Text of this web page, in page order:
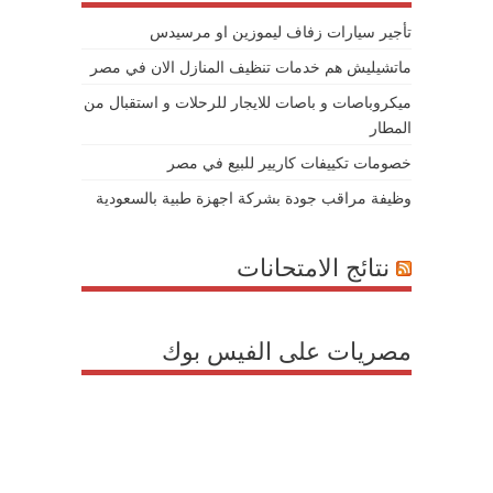
تأجير سيارات زفاف ليموزين او مرسيدس
ماتشيليش هم خدمات تنظيف المنازل الان في مصر
ميكروباصات و باصات للايجار للرحلات و استقبال من
المطار
خصومات تكييفات كاريير للبيع في مصر
وظيفة مراقب جودة بشركة اجهزة طبية بالسعودية
نتائج الامتحانات
مصريات على الفيس بوك